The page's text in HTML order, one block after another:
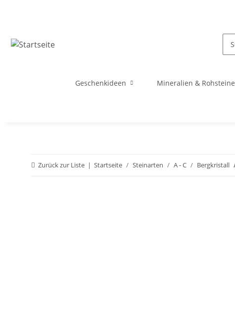
Geschenkideen Mineralien & Rohsteine
Zurück zur Liste Startseite Steinarten A - C Bergkristall